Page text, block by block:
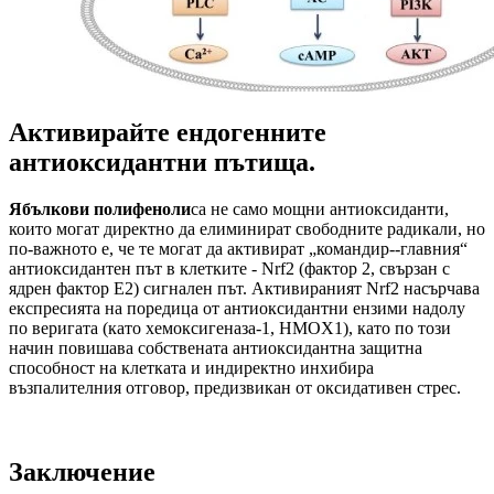
Активирайте ендогенните
антиоксидантни пътища.
Ябълкови полифенолиса не само мощни антиоксиданти,
които могат директно да елиминират свободните радикали, но
по-важното е, че те могат да активират „командир--главния“
антиоксидантен път в клетките - Nrf2 (фактор 2, свързан с
ядрен фактор E2) сигнален път. Активираният Nrf2 насърчава
експресията на поредица от антиоксидантни ензими надолу
по веригата (като хемоксигеназа-1, HMOX1), като по този
начин повишава собствената антиоксидантна защитна
способност на клетката и индиректно инхибира
възпалителния отговор, предизвикан от оксидативен стрес.
Заключение